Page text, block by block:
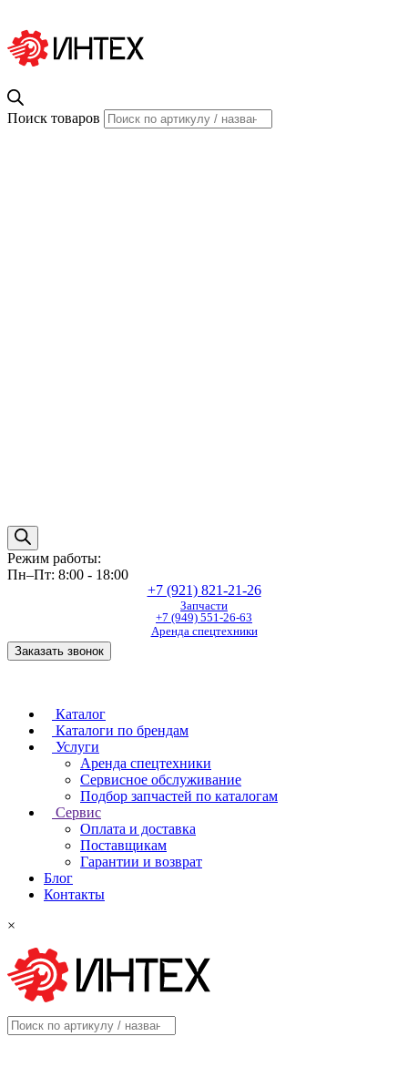
Поиск товаров
Режим работы:
Пн–Пт: 8:00 - 18:00
+7 (921) 821-21-26
Запчасти
+7 (949) 551-26-63
Аренда спецтехники
Заказать звонок
Каталог
Каталоги по брендам
Услуги
Аренда спецтехники
Сервисное обслуживание
Подбор запчастей по каталогам
Сервис
Оплата и доставка
Поставщикам
Гарантии и возврат
Блог
Контакты
×